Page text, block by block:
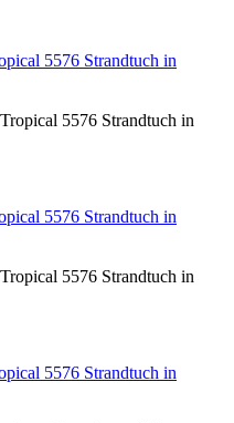
5576 Strandtuch in
5576 Strandtuch in
5576 Strandtuch in